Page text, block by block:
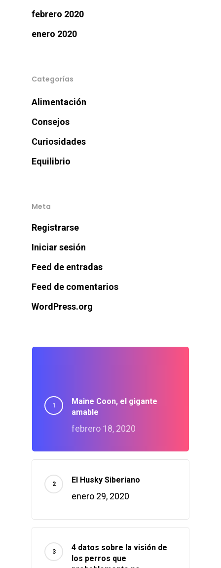
febrero 2020
enero 2020
Categorías
Alimentación
Consejos
Curiosidades
Equilibrio
Meta
Registrarse
Iniciar sesión
Feed de entradas
Feed de comentarios
WordPress.org
Maine Coon, el gigante
amable
febrero 18, 2020
El Husky Siberiano
enero 29, 2020
4 datos sobre la visión de
los perros que